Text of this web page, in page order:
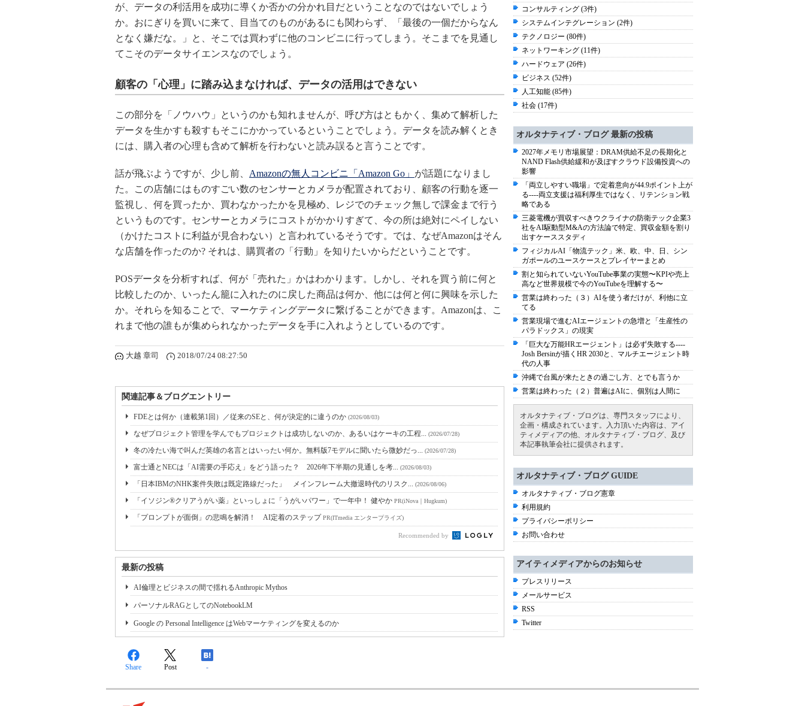
が、データの利活用を成功に導くか否かの分かれ目だということなのではないでしょう
か。おにぎりを買いに来て、目当てのものがあるにも関わらず、「最後の一個だからなん
となく嫌だな。」と、そこでは買わずに他のコンビニに行ってしまう。そこまでを見通し
てこそのデータサイエンスなのでしょう。
顧客の「心理」に踏み込まなければ、データの活用はできない
この部分を「ノウハウ」というのかも知れませんが、呼び方はともかく、集めて解析した
データを生かすも殺すもそこにかかっているということでしょう。データを読み解くとき
には、購入者の心理も含めて解析を行わないと読み誤ると言うことです。
話が飛ぶようですが、少し前、 Amazonの無人コンビニ「Amazon Go」 が話題になりまし
た。この店舗にはものすごい数のセンサーとカメラが配置されており、顧客の行動を逐一
監視し、何を買ったか、買わなかったかを見極め、レジでのチェック無しで課金まで行う
というものです。センサーとカメラにコストがかかりすぎて、今の所は絶対にペイしない
（かけたコストに利益が見合わない）と言われているそうです。では、なぜAmazonはそん
な店舗を作ったのか? それは、購買者の「行動」を知りたいからだということです。
POSデータを分析すれば、何が「売れた」かはわかります。しかし、それを買う前に何と
比較したのか、いったん籠に入れたのに戻した商品は何か、他には何と何に興味を示した
か。それらを知ることで、マーケティングデータに繋げることができます。Amazonは、こ
れまで他の誰もが集められなかったデータを手に入れようとしているのです。
大越 章司 2018/07/24 08:27:50
関連記事＆ブログエントリー
FDEとは何か（連載第1回）／従来のSEと、何が決定的に違うのか (2026/08/03)
なぜプロジェクト管理を学んでもプロジェクトは成功しないのか、あるいはケーキの工程... (2026/07/28)
冬の冷たい海で叫んだ英雄の名言とはいったい何か。無料版7モデルに聞いたら微妙だっ... (2026/07/28)
富士通とNECは「AI需要の手応え」をどう語った？ 2026年下半期の見通しを考... (2026/08/03)
「日本IBMのNHK案件失敗は既定路線だった」 メインフレーム大撤退時代のリスク... (2026/08/06)
「イソジン®クリアうがい薬」といっしょに「うがいパワー」で一年中！ 健やか PR(iNova｜Hugkum)
「プロンプトが面倒」の悲鳴を解消！ AI定着のステップPR(ITmedia エンタープライズ)
Recommended by
最新の投稿
AI倫理とビジネスの間で揺れるAnthropic Mythos
パーソナルRAGとしてのNotebookLM
Google の Personal Intelligence はWebマーケティングを変えるのか
Share Post -
コンサルティング (3件)
システムインテグレーション (2件)
テクノロジー (80件)
ネットワーキング (11件)
ハードウェア (26件)
ビジネス (52件)
人工知能 (85件)
社会 (17件)
オルタナティブ・ブログ 最新の投稿
2027年メモリ市場展望：DRAM供給不足の長期化と
NAND Flash供給緩和が及ぼすクラウド設備投資への
影響
「両立しやすい職場」で定着意向が44.9ポイント上が
る----両立支援は福利厚生ではなく、リテンション戦
略である
三菱電機が買収すべきウクライナの防衛テック企業3
社をAI駆動型M&Aの方法論で特定、買収金額を割り
出すケーススタディ
フィジカルAI「物流テック」米、欧、中、日、シン
ガポールのユースケースとプレイヤーまとめ
割と知られていないYouTube事業の実態〜KPIや売上
高など世界規模で今のYouTubeを理解する〜
営業は終わった（３）AIを使う者だけが、利他に立
てる
営業現場で進むAIエージェントの急増と「生産性の
パラドックス」の現実
「巨大な万能HRエージェント」は必ず失敗する----
Josh Bersinが描くHR 2030と、マルチエージェント時
代の人事
沖縄で台風が来たときの過ごし方、とでも言うか
営業は終わった（２）普遍はAIに、個別は人間に
オルタナティブ・ブログは、専門スタッフにより、
企画・構成されています。入力頂いた内容は、アイ
ティメディアの他、オルタナティブ・ブログ、及び
本記事執筆会社に提供されます。
オルタナティブ・ブログ GUIDE
オルタナティブ・ブログ憲章
利用規約
プライバシーポリシー
お問い合わせ
アイティメディアからのお知らせ
プレスリリース
メールサービス
RSS
Twitter